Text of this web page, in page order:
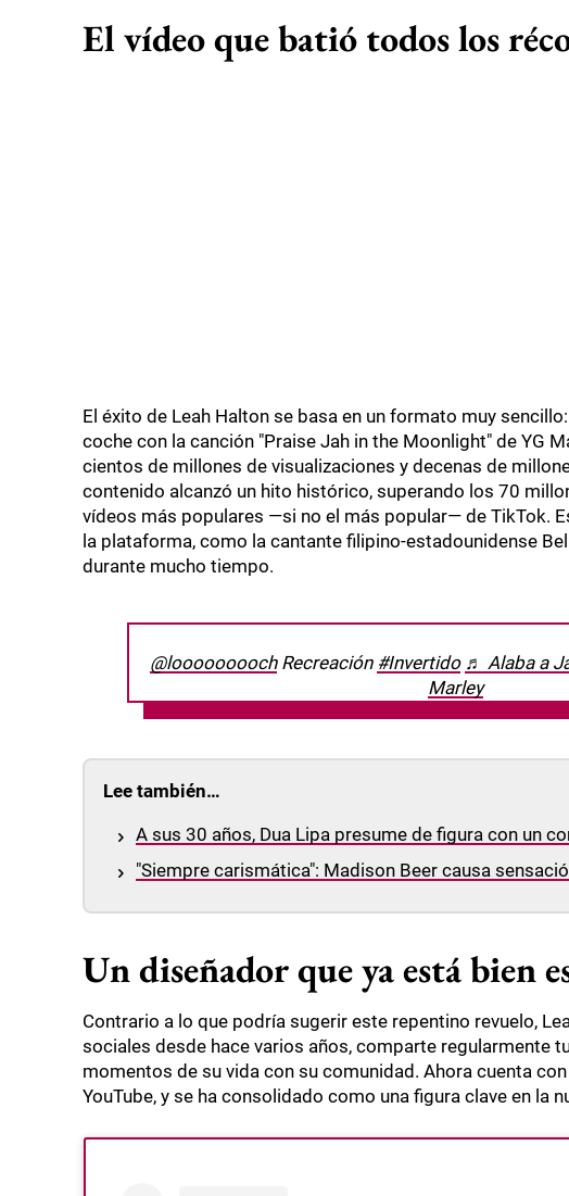
El vídeo que batió todos los
El éxito de Leah Halton se basa en un formato muy
coche con la canción "Praise Jah in the Moonlight" de YG
cientos de millones de visualizaciones y decenas de
contenido alcanzó un hito histórico, superando los 70
vídeos más populares —si no el más popular— de TikTok.
la plataforma, como la cantante filipino-estadounidense
durante mucho tiempo.
@loooooooochRecreación #Invertido ♬ Alaba a
Marley
Lee también…
A sus 30 años, Dua Lipa presume de figura con un
"Siempre carismática": Madison Beer causa
Un diseñador que ya está bien
Contrario a lo que podría sugerir este repentino revuelo,
sociales desde hace varios años, comparte regularmente
momentos de su vida con su comunidad. Ahora cuenta
YouTube, y se ha consolidado como una figura clave en la